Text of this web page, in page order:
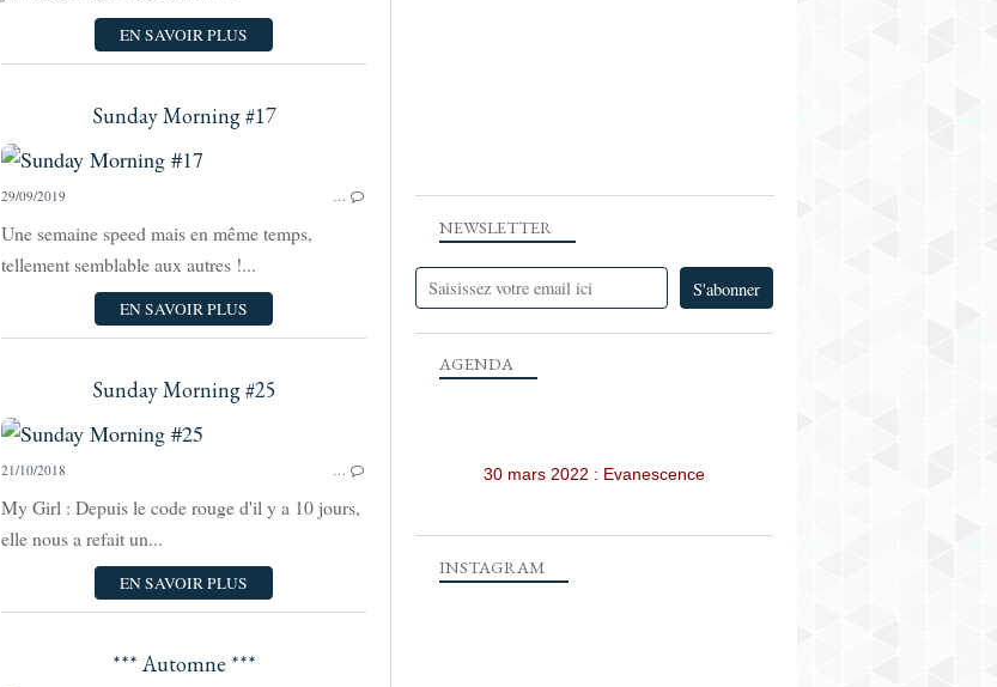
EN SAVOIR PLUS
SUNDAY MORNING
Sunday Morning #17
29/09/2019 …
Une semaine speed mais en même temps,
tellement semblable aux autres !...
EN SAVOIR PLUS
SUNDAY MORNING
Sunday Morning #25
21/10/2018 …
My Girl : Depuis le code rouge d'il y a 10 jours,
elle nous a refait un...
EN SAVOIR PLUS
*** Automne ***
NEWSLETTER
AGENDA
30 mars 2022 : Evanescence
INSTAGRAM